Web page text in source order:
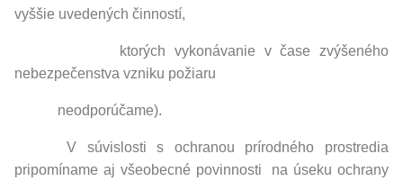
vyššie uvedených činností,
ktorých vykonávanie v čase zvýšeného
nebezpečenstva vzniku požiaru
neodporúčame).
V súvislosti s ochranou prírodného prostredia
pripomíname aj všeobecné povinnosti na úseku ochrany